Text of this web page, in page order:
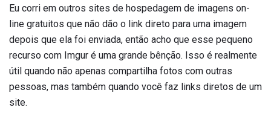
Eu corri em outros sites de hospedagem de imagens on-
line gratuitos que não dão o link direto para uma imagem
depois que ela foi enviada, então acho que esse pequeno
recurso com Imgur é uma grande bênção. Isso é realmente
útil quando não apenas compartilha fotos com outras
pessoas, mas também quando você faz links diretos de um
site.